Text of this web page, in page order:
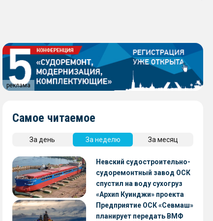
реклама
Самое читаемое
За день За неделю За месяц
Невский судостроительно-
судоремонтный завод ОСК
спустил на воду сухогруз
«Архип Куинджи» проекта
RSD59
Предприятие ОСК «Севмаш»
планирует передать ВМФ